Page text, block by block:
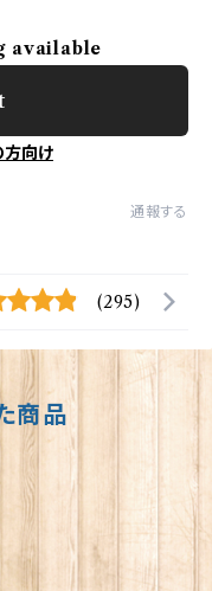
available
方向け
通報する
(295)
商品